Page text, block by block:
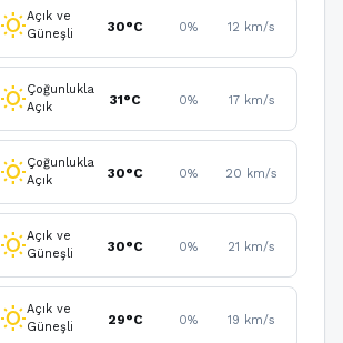
wb_sunnyAçık ve
Güneşli
30°C 0% 12 km/s
wb_sunnyÇoğunlukla
Açık
31°C 0% 17 km/s
wb_sunnyÇoğunlukla
Açık
30°C 0% 20 km/s
wb_sunnyAçık ve
Güneşli
30°C 0% 21 km/s
wb_sunnyAçık ve
Güneşli
29°C 0% 19 km/s